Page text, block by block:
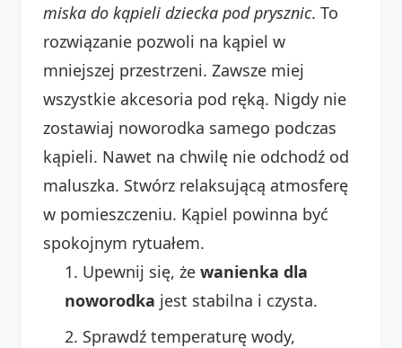
miska do kąpieli dziecka pod prysznic. To
rozwiązanie pozwoli na kąpiel w
mniejszej przestrzeni. Zawsze miej
wszystkie akcesoria pod ręką. Nigdy nie
zostawiaj noworodka samego podczas
kąpieli. Nawet na chwilę nie odchodź od
maluszka. Stwórz relaksującą atmosferę
w pomieszczeniu. Kąpiel powinna być
spokojnym rytuałem.
Upewnij się, że wanienka dla
noworodka jest stabilna i czysta.
Sprawdź temperaturę wody,